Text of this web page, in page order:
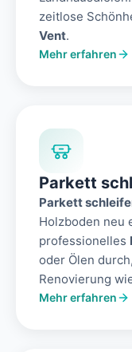
zeitlose
Vent.
Mehr erfahren
Parkett
Parkett
Holzboden neu
professionelles
oder Ölen
Renovierung
Mehr erfahren